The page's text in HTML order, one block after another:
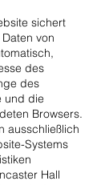
sichert
von
des
des
und die
Browsers.
ausschließlich
Systems
Hall